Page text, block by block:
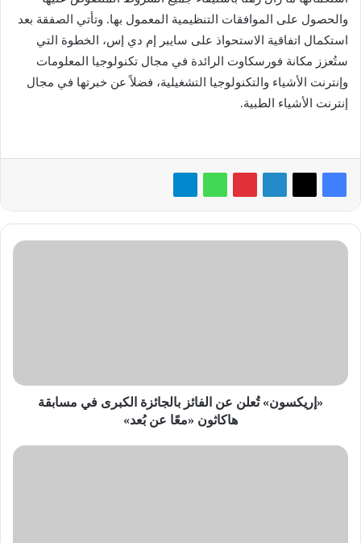
والحصول على الموافقات التنظيمية المعمول بها. وتأتي الصفقة بعد
استكمال اتفاقية الاستحواذ على سايبر إم دي إس، الخطوة التي
ستُعزز مكانة فورسكاوت الرائدة في مجال تكنولوجيا المعلومات
وإنترنت الأشياء والتكنولوجيا التشغيلية، فضلاً عن خبرتها في مجال
إنترنت الأشياء الطبية.
«إريكسون»
هاكاثون
«إريكسون» تُعلن عن الفائز بالجائزة الكبرى في مسابقة
هاكاثون «معًا عن بُعد»
ساعة